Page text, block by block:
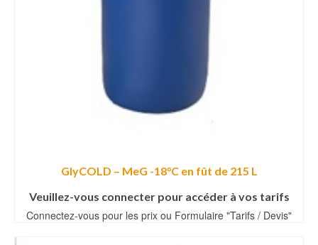
GlyCOLD – MeG -18°C en fût de 215 L
Veuillez-vous connecter pour accéder à vos tarifs
Connectez-vous pour les prix ou Formulaire "Tarifs / Devis"